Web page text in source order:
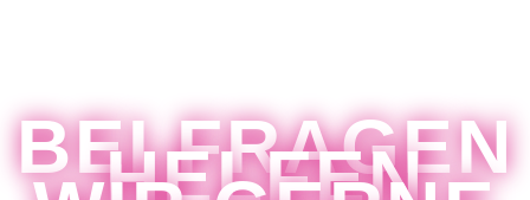
BEI FRAGEN
HELFEN